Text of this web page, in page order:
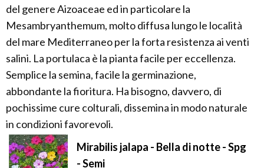
del genere Aizoaceae ed in particolare la
Mesambryanthemum, molto diffusa lungo le località
del mare Mediterraneo per la forta resistenza ai venti
salini. La portulaca è la pianta facile per eccellenza.
Semplice la semina, facile la germinazione,
abbondante la fioritura. Ha bisogno, davvero, di
pochissime cure colturali, dissemina in modo naturale
in condizioni favorevoli.
Mirabilis jalapa - Bella di notte - Spg
- Semi